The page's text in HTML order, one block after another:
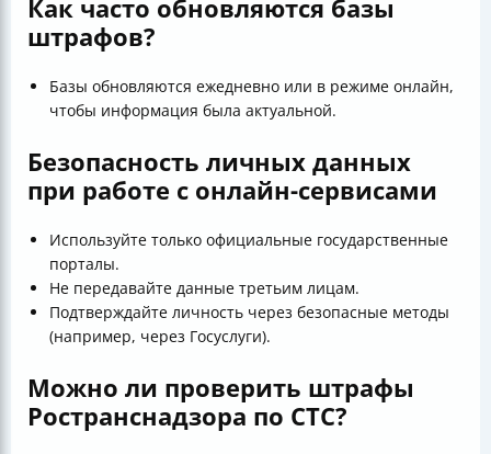
Как часто обновляются базы
штрафов?
Базы обновляются ежедневно или в режиме онлайн,
чтобы информация была актуальной.
Безопасность личных данных
при работе с онлайн-сервисами
Используйте только официальные государственные
порталы.
Не передавайте данные третьим лицам.
Подтверждайте личность через безопасные методы
(например, через Госуслуги).
Можно ли проверить штрафы
Ространснадзора по СТС?